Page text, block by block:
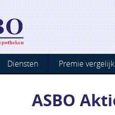
Diensten Premie
ASBO